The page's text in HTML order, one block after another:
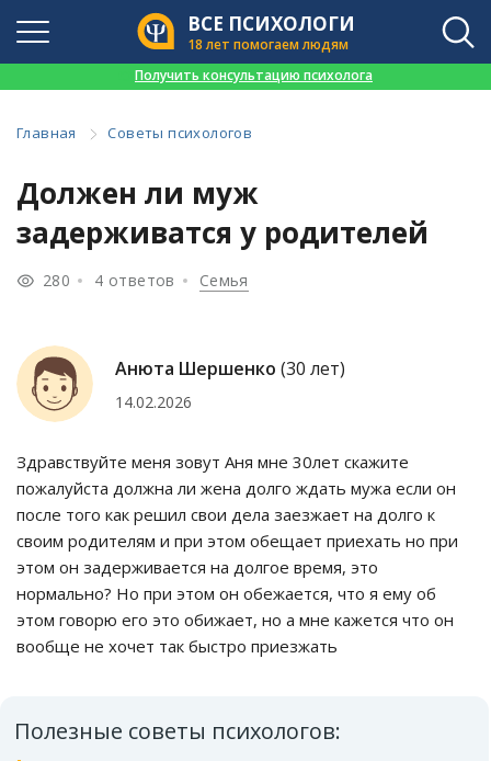
ВСЕ ПСИХОЛОГИ
18 лет помогаем людям
Получить консультацию психолога
Главная Советы психологов
Должен ли муж
задерживатся у родителей
280 4 ответов Семья
Анюта Шершенко (30 лет)
14.02.2026
Здравствуйте меня зовут Аня мне 30лет скажите
пожалуйста должна ли жена долго ждать мужа если он
после того как решил свои дела заезжает на долго к
своим родителям и при этом обещает приехать но при
этом он задерживается на долгое время, это
нормально? Но при этом он обежается, что я ему об
этом говорю его это обижает, но а мне кажется что он
вообще не хочет так быстро приезжать
Полезные советы психологов: